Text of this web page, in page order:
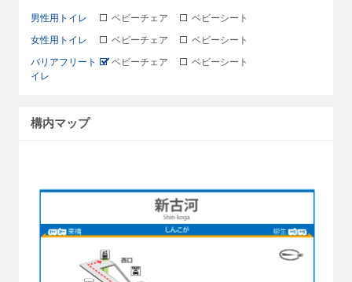
男性用トイレ ベビーチェア
ベビーシート
女性用トイレ
ベビーチェア
ベビーシート
バリアフリート
イレ
ベビーチェア ベビーシート
構内マップ